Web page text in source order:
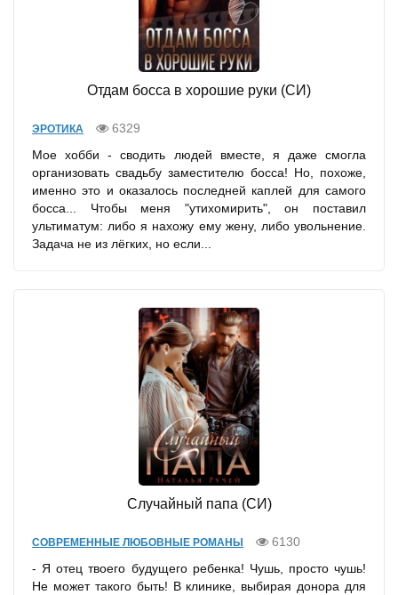
Отдам босса в хорошие руки (СИ)
ЭРОТИКА
6329
Мое хобби - сводить людей вместе, я даже смогла
организовать свадьбу заместителю босса! Но, похоже,
именно это и оказалось последней каплей для самого
босса... Чтобы меня "утихомирить", он поставил
ультиматум: либо я нахожу ему жену, либо увольнение.
Задача не из лёгких, но если...
Случайный папа (СИ)
СОВРЕМЕННЫЕ ЛЮБОВНЫЕ РОМАНЫ
6130
- Я отец твоего будущего ребенка! Чушь, просто чушь!
Не может такого быть! В клинике, выбирая донора для